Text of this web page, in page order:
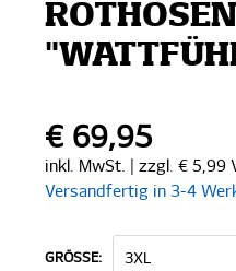
€ 69,95
inkl. MwSt. | zzgl. € 5,99
Versandfertig in 3-4
GRÖSSE: